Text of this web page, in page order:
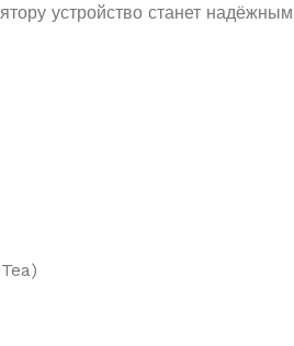
устройство станет